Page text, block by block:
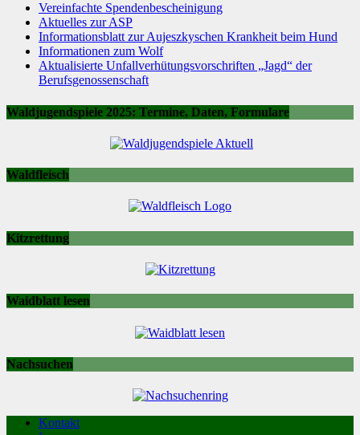
Vereinfachte Spendenbescheinigung
Aktuelles zur ASP
Informationsblatt zur Aujeszkyschen Krankheit beim Hund
Informationen zum Wolf
Aktualisierte Unfallverhütungsvorschriften „Jagd“ der
Berufsgenossenschaft
Waldjugendspiele 2025: Termine, Daten, Formulare
Waldfleisch
Kitzrettung
Waidblatt lesen
Nachsuchen
Kontakt